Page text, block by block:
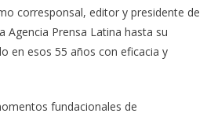
corresponsal, editor y presidente de
Agencia Prensa Latina hasta su
en esos 55 años con eficacia y
fundacionales de